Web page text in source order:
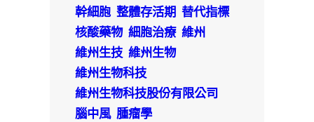
幹細胞 整體存活期 替代指標
核酸藥物 細胞治療 維州
維州生技 維州生物
維州生物科技
維州生物科技股份有限公司
腦中風 腫瘤學